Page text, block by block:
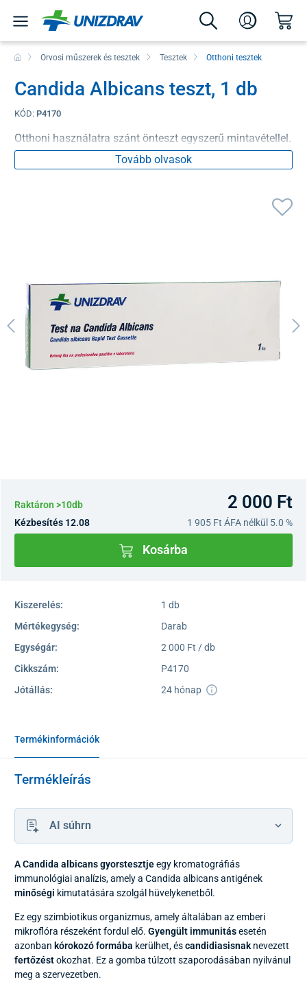
Orvosi műszerek és tesztek Tesztek Otthoni tesztek
Candida Albicans teszt, 1 db
KÓD: P4170
Otthoni használatra szánt önteszt egyszerű mintavétellel.
Tovább olvasok
Raktáron >10db 2 000 Ft
Kézbesítés 12.08 1 905 Ft ÁFA nélkül 5.0 %
Kosárba
Kiszerelés:
1 db
Mértékegység:
Darab
Egységár:
2 000 Ft / db
Cikkszám:
P4170
Jótállás:
24 hónap
Termékinformációk
Termékleírás
AI súhrn
A Candida albicans gyorstesztjeegy kromatográfiás
immunológiai analízis, amely a Candida albicans antigének
minőségi kimutatására szolgál hüvelykenetből.
Ez egy szimbiotikus organizmus, amely általában az emberi
mikroflóra részeként fordul elő. Gyengült immunitásesetén
azonban kórokozó formába kerülhet, éscandidiasisnak nevezett
fertőzéstokozhat. Ez a gomba túlzott szaporodásában nyilvánul
meg a szervezetben.